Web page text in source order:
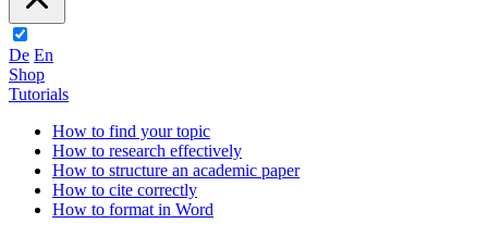
De En
Shop
Tutorials
How to find your topic
How to research effectively
How to structure an academic paper
How to cite correctly
How to format in Word